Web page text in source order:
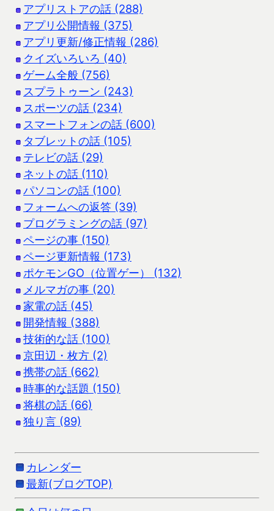
アプリストアの話 (288)
アプリ公開情報 (375)
アプリ更新/修正情報 (286)
クイズいろいろ (40)
ゲーム全般 (756)
スプラトゥーン (243)
スポーツの話 (234)
スマートフォンの話 (600)
タブレットの話 (105)
テレビの話 (29)
ネットの話 (110)
パソコンの話 (100)
フォームへの返答 (39)
プログラミングの話 (97)
ページの事 (150)
ページ更新情報 (173)
ポケモンGO（位置ゲー） (132)
メルマガの事 (20)
家電の話 (45)
開発情報 (388)
技術的な話 (100)
京田辺・枚方 (2)
携帯の話 (662)
時事的な話題 (150)
将棋の話 (66)
独り言 (89)
カレンダー
最新(ブログTOP)